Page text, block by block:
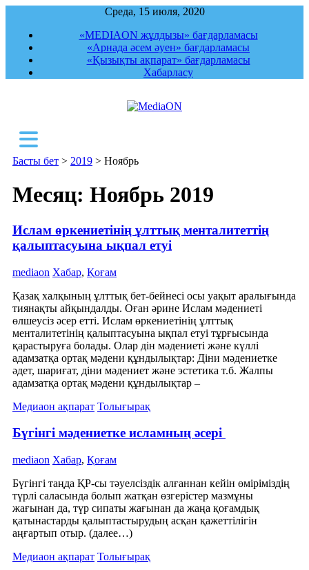
Среда, 15 июля, 2020
«MEDIAON жұлдызы» бағдарламасы
«Арнада әсем әуен» бағдарламасы
«Қызықты ақпарат» бағдарламасы
Хабарласу
Басты бет > 2019 > Ноябрь
Месяц: Ноябрь 2019
Ислам өркениетінің ұлттық менталитеттің
қалыптасуына ықпал етуі
mediaon Хабар, Қоғам
Қазақ халқының ұлттық бет-бейнесі осы уақыт аралығында
тиянақты айқындалды. Оған әрине Ислам мәдениеті
өлшеусіз әсер етті. Ислам өркениетінің ұлттық
менталитетінің қалыптасуына ықпал етуі тұрғысында
қарастыруға болады. Олар дін мәдениеті және күллі
адамзатқа ортақ мәдени құндылықтар: Діни мәдениетке
әдет, шариғат, діни мәдениет және эстетика т.б. Жалпы
адамзатқа ортақ мәдени құндылықтар –
Медиаон ақпарат Толығырақ
Бүгінгі мәдениетке исламның әсері
mediaon Хабар, Қоғам
Бүгінгі таңда ҚР-сы тәуелсіздік алғаннан кейін өміріміздің
түрлі саласында болып жатқан өзгерістер мазмұны
жағынан да, түр сипаты жағынан да жаңа қоғамдық
қатынастарды қалыптастырудың асқан қажеттілігін
аңғартып отыр. (далее…)
Медиаон ақпарат Толығырақ